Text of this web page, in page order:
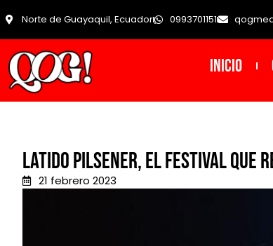
Norte de Guayaquil, Ecuador 0993701151
INICIO
Latido Pilsener, el festival que
21 febrero 2023